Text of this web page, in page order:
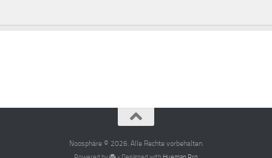
Noosphäre © 2026. Alle Rechte vorbehalten.